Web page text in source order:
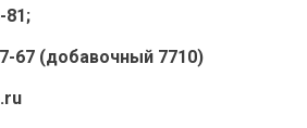
81;
67 (добавочный 7710)